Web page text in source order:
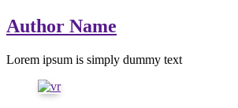
Author Name
Lorem ipsum is simply dummy text